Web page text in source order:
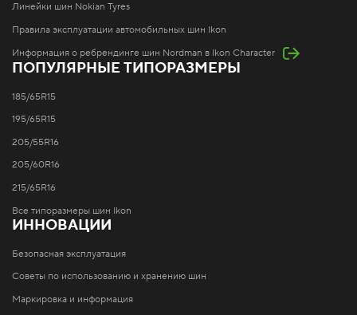
Линейки шин Nokian Tyres
Правила эксплуатации автомобильных шин Ikon
Информация о ребрендинге шин Nordman в Ikon Character
ПОПУЛЯРНЫЕ ТИПОРАЗМЕРЫ
185/65R15
195/65R15
205/55R16
205/60R16
215/65R16
Все типоразмеры шин Ikon
ИННОВАЦИИ
Безопасная эксплуатация
Советы по использованию и хранению шин
Маркировка и информация